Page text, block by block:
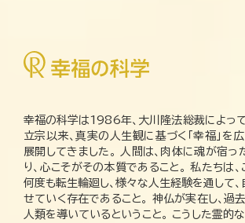
幸福の科学は1986年、大川隆法総裁によって
立宗以来、真実の人生観に基づく「幸福」を
展開してきました。 人間は、肉体に魂が宿っ
り、心こそがその本質であること。 私たちは
何度も転生輪廻し、様々な人生経験を通して
せていく存在であること。 神仏が実在し、過
人類を導いているということ。 こうした霊的